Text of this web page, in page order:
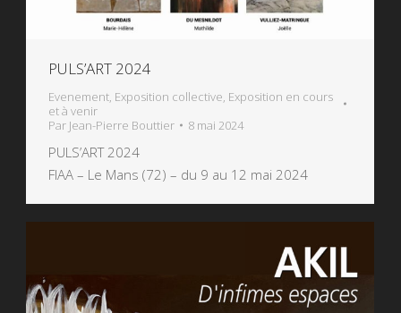
PULS’ART 2024
Evenement, Exposition collective, Exposition en cours
et à venir
Par Jean-Pierre Bouttier 8 mai 2024
PULS’ART 2024
FIAA – Le Mans (72) – du 9 au 12 mai 2024